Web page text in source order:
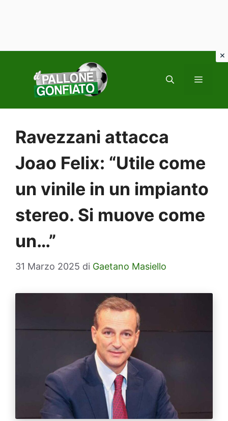
contenuto
MENU
Ravezzani attacca
Joao Felix: “Utile come
un vinile in un impianto
stereo. Si muove come
un…”
31 Marzo 2025 di Gaetano Masiello